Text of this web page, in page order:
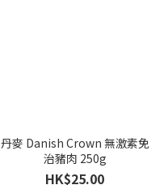
丹麥 Danish Crown 無激素免
治豬肉 250g
HK$25.00